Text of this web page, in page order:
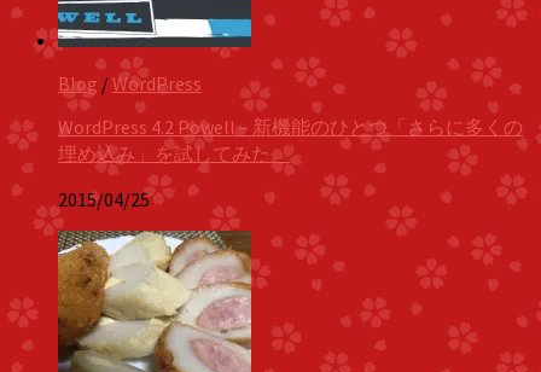
Blog /WordPress
WordPress 4.2 Powell – 新機能のひとつ「さらに多くの
埋め込み」を試してみた。
2015/04/25